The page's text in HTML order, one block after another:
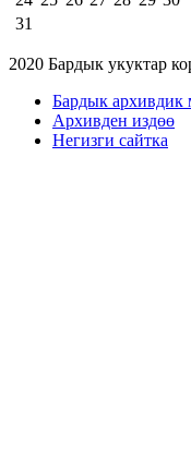
31
2020 Бардык укуктар
Бардык архивдик
Архивден издөө
Негизги сайтка